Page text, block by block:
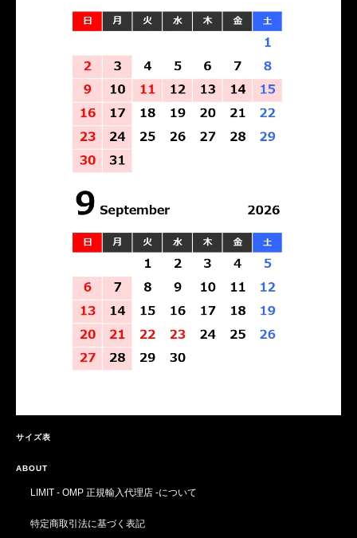
サイズ表
ABOUT
LIMIT - OMP 正規輸入代理店 -について
特定商取引法に基づく表記